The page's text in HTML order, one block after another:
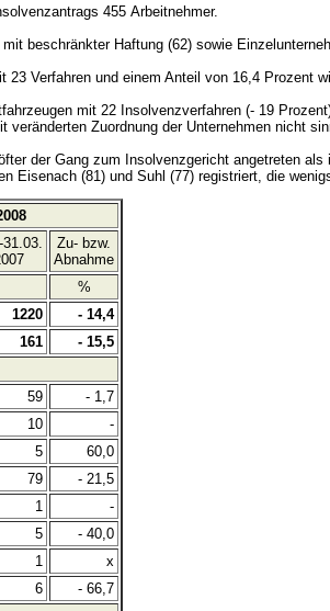
455 Arbeitnehmer.
beschränkter Haftung (62) sowie
Verfahren und einem Anteil von 16,4
mit 22 Insolvenzverfahren (- 19
Zuordnung der Unternehmen nicht
der Gang zum Insolvenzgericht angetreten
Eisenach (81) und Suhl (77) registriert, die
31.03.
Zu- bzw.
Abnahme
%
1220
- 14,4
161
- 15,5
59
- 1,7
10
-
5
60,0
79
- 21,5
1
-
5
- 40,0
1
x
6
- 66,7